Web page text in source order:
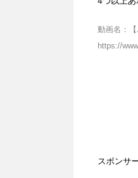
動画名：
https://
スポンサ